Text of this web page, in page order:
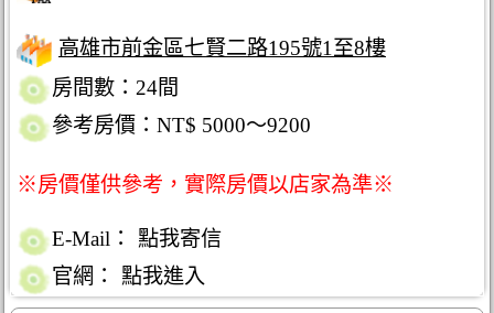
高雄市前金區七賢二路195號1至8樓
房間數：24間
參考房價：NT$ 5000～9200
※房價僅供參考，實際房價以店家為準※
E-Mail：
點我寄信
官網：
點我進入